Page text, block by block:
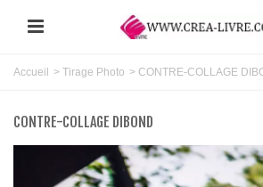
Accueil > Tirage Photo > CONTRE-COLLAGE
CONTRE-COLLAGE DIBOND